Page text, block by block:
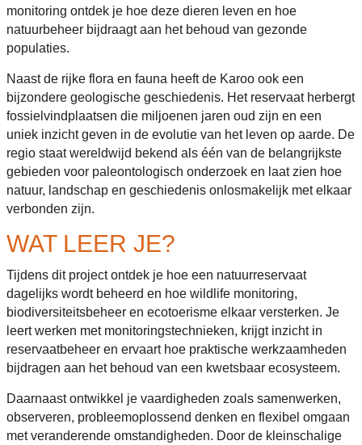
monitoring ontdek je hoe deze dieren leven en hoe
natuurbeheer bijdraagt aan het behoud van gezonde
populaties.
Naast de rijke flora en fauna heeft de Karoo ook een
bijzondere geologische geschiedenis. Het reservaat herbergt
fossielvindplaatsen die miljoenen jaren oud zijn en een
uniek inzicht geven in de evolutie van het leven op aarde. De
regio staat wereldwijd bekend als één van de belangrijkste
gebieden voor paleontologisch onderzoek en laat zien hoe
natuur, landschap en geschiedenis onlosmakelijk met elkaar
verbonden zijn.
WAT LEER JE?
Tijdens dit project ontdek je hoe een natuurreservaat
dagelijks wordt beheerd en hoe wildlife monitoring,
biodiversiteitsbeheer en ecotoerisme elkaar versterken. Je
leert werken met monitoringstechnieken, krijgt inzicht in
reservaatbeheer en ervaart hoe praktische werkzaamheden
bijdragen aan het behoud van een kwetsbaar ecosysteem.
Daarnaast ontwikkel je vaardigheden zoals samenwerken,
observeren, probleemoplossend denken en flexibel omgaan
met veranderende omstandigheden. Door de kleinschalige